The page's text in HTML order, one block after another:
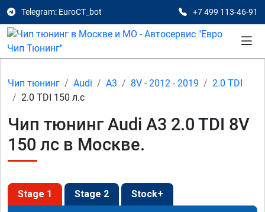
Telegram: EuroCT_bot +7 499 113-46-91
Чип тюнинг Audi A3 8V - 2012 - 2019
2.0 TDI
2.0 TDI 150 л.с
Чип тюнинг Audi A3 2.0 TDI 8V
150 лс в Москве.
Stage 1 Stage 2 Stock+